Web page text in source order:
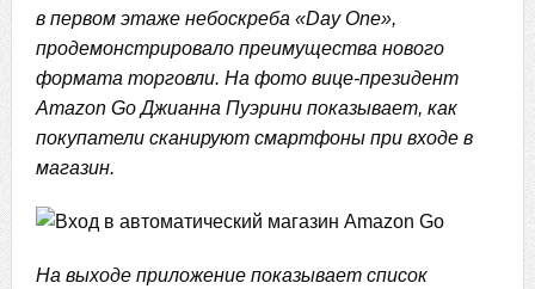
в первом этаже небоскреба «Day One»,
продемонстрировало преимущества нового
формата торговли. На фото вице-президент
Amazon Go Джианна Пуэрини показывает, как
покупатели сканируют смартфоны при входе в
магазин.
На выходе приложение показывает список